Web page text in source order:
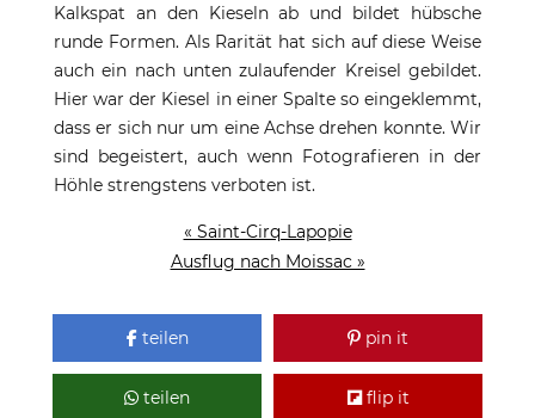
Kalkspat an den Kieseln ab und bildet hübsche
runde Formen. Als Rarität hat sich auf diese Weise
auch ein nach unten zulaufender Kreisel gebildet.
Hier war der Kiesel in einer Spalte so eingeklemmt,
dass er sich nur um eine Achse drehen konnte. Wir
sind begeistert, auch wenn Fotografieren in der
Höhle strengstens verboten ist.
« Saint-Cirq-Lapopie
Ausflug nach Moissac »
teilen pin it
teilen flip it